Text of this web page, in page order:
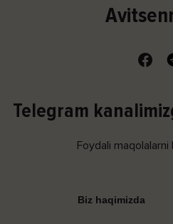
Telegram
Foydali
Biz haqimizda